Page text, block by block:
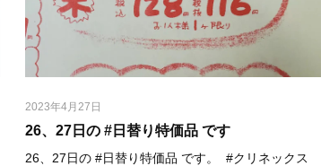
2023年4月27日
26、27日の #日替り特価品 です
26、27日の #日替り特価品 です。⁡ ⁡ #クリネックス